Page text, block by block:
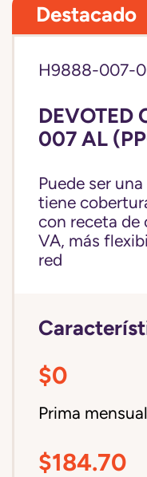
Destacado
H9888-007-
DEVOTED
007 AL
Puede ser
tiene
con receta de
VA, más
red
$0
Prima mensual
$184.70